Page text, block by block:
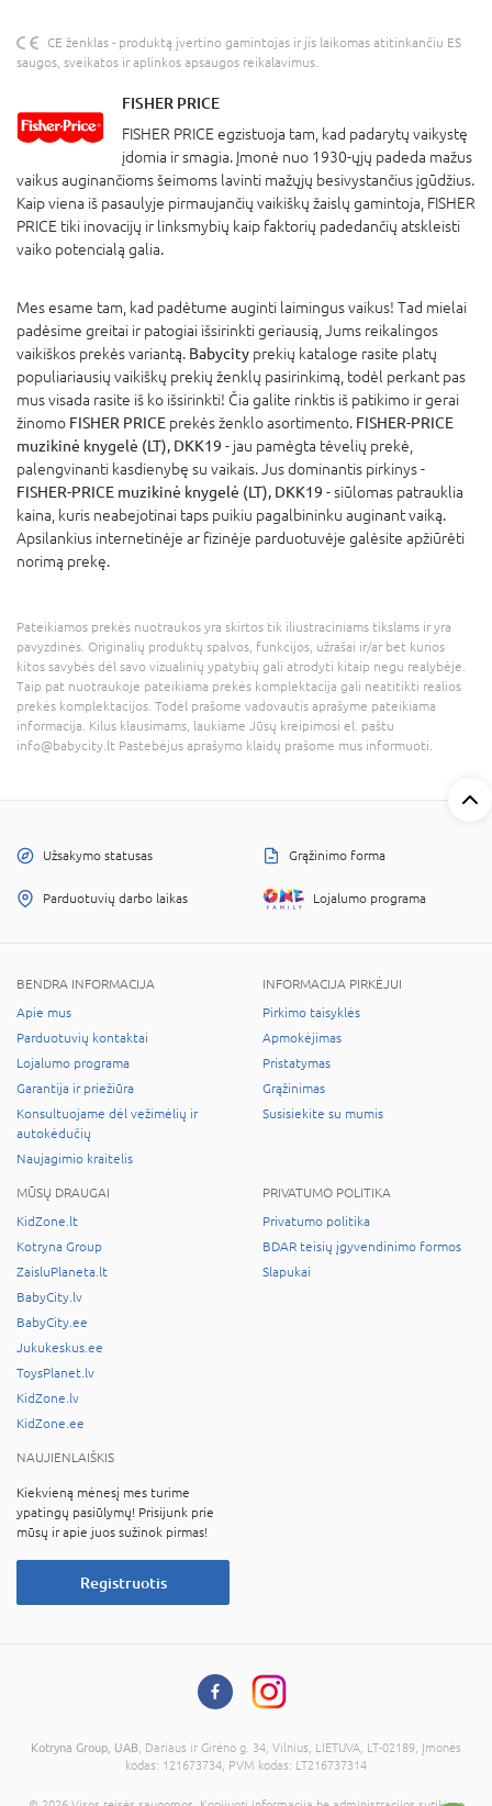
CE ženklas - produktą įvertino gamintojas ir jis laikomas atitinkančiu ES
saugos, sveikatos ir aplinkos apsaugos reikalavimus.
FISHER PRICE
FISHER PRICE egzistuoja tam, kad padarytų vaikystę
įdomia ir smagia. Įmonė nuo 1930-ųjų padeda mažus
vaikus auginančioms šeimoms lavinti mažųjų besivystančius įgūdžius.
Kaip viena iš pasaulyje pirmaujančių vaikiškų žaislų gamintoja, FISHER
PRICE tiki inovacijų ir linksmybių kaip faktorių padedančių atskleisti
vaiko potencialą galia.
Mes esame tam, kad padėtume auginti laimingus vaikus! Tad mielai
padėsime greitai ir patogiai išsirinkti geriausią, Jums reikalingos
vaikiškos prekės variantą. Babycity prekių kataloge rasite platų
populiariausių vaikiškų prekių ženklų pasirinkimą, todėl perkant pas
mus visada rasite iš ko išsirinkti! Čia galite rinktis iš patikimo ir gerai
žinomo FISHER PRICE prekės ženklo asortimento. FISHER-PRICE
muzikinė knygelė (LT), DKK19 - jau pamėgta tėvelių prekė,
palengvinanti kasdienybę su vaikais. Jus dominantis pirkinys -
FISHER-PRICE muzikinė knygelė (LT), DKK19 - siūlomas patrauklia
kaina, kuris neabejotinai taps puikiu pagalbininku auginant vaiką.
Apsilankius internetinėje ar fizinėje parduotuvėje galėsite apžiūrėti
norimą prekę.
Pateikiamos prekės nuotraukos yra skirtos tik iliustraciniams tikslams ir yra
pavyzdinės. Originalių produktų spalvos, funkcijos, užrašai ir/ar bet kurios
kitos savybės dėl savo vizualinių ypatybių gali atrodyti kitaip negu realybėje.
Taip pat nuotraukoje pateikiama prekės komplektacija gali neatitikti realios
prekės komplektacijos. Todėl prašome vadovautis aprašyme pateikiama
informacija. Kilus klausimams, laukiame Jūsų kreipimosi el. paštu
info@babycity.lt Pastebėjus aprašymo klaidų prašome mus informuoti.
Užsakymo statusas Grąžinimo forma
Parduotuvių darbo laikas Lojalumo programa
BENDRA INFORMACIJA
Apie mus
Parduotuvių kontaktai
Lojalumo programa
Garantija ir priežiūra
Konsultuojame dėl vežimėlių ir
autokėdučių
Naujagimio kraitelis
INFORMACIJA PIRKĖJUI
Pirkimo taisyklės
Apmokėjimas
Pristatymas
Grąžinimas
Susisiekite su mumis
MŪSŲ DRAUGAI
KidZone.lt
Kotryna Group
ZaisluPlaneta.lt
BabyCity.lv
BabyCity.ee
Jukukeskus.ee
ToysPlanet.lv
KidZone.lv
KidZone.ee
PRIVATUMO POLITIKA
Privatumo politika
BDAR teisių įgyvendinimo formos
Slapukai
NAUJIENLAIŠKIS
Kiekvieną mėnesį mes turime
ypatingų pasiūlymų! Prisijunk prie
mūsų ir apie juos sužinok pirmas!
Registruotis
Kotryna Group, UAB , Dariaus ir Girėno g. 34, Vilnius, LIETUVA, LT-02189, Įmonės
kodas: 121673734, PVM kodas: LT216737314